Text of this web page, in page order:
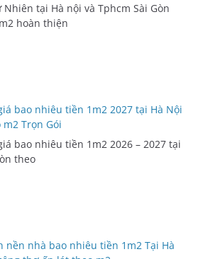
tại Hà nội và Tphcm Sài Gòn
hoàn thiện
bao nhiêu tiền 1m2 2027 tại Hà Nội
Trọn Gói
bao nhiêu tiền 1m2 2026 – 2027 tại
theo
nền nhà bao nhiêu tiền 1m2 Tại Hà